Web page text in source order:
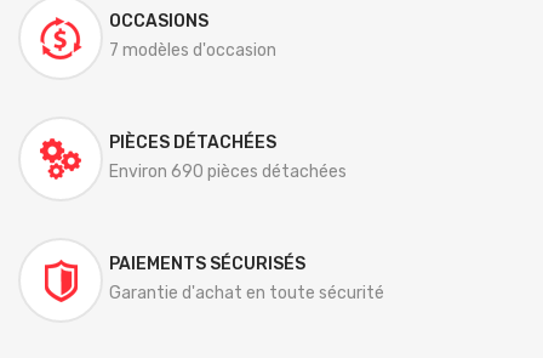
OCCASIONS
7 modèles d'occasion
PIÈCES DÉTACHÉES
Environ 690 pièces détachées
PAIEMENTS SÉCURISÉS
Garantie d'achat en toute sécurité